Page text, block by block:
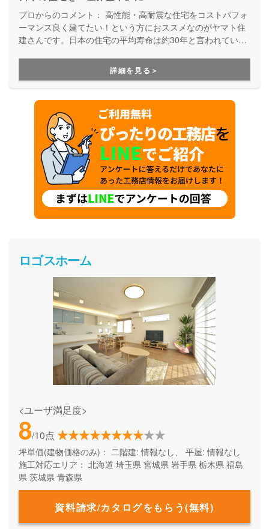
プロからのコメント： 高性能・高耐震な住宅をコストパフォ
ーマンス良く建てたい！という方におススメなのがヤマト住
建さんです。日本の住宅の平均寿命は約30年と言われていま
詳細を見る＞
ロゴスホーム
<ユーザ満足度>
8/10点
坪単価(建物価格のみ)： 二階建: 情報なし、 平屋: 情報なし
施工対応エリア： 北海道 埼玉県 宮城県 岩手県 栃木県 福島
県 茨城県 青森県
資料請求/カタログをもらう(無料)